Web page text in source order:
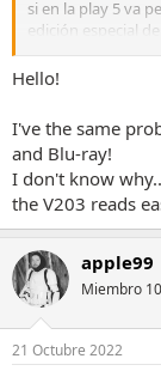
si en la play 5 va
edición especial
averiado el lector
Podrian ayudarme?
Hello!
I've the same
and Blu-ray!
I don't know
the V203 reads
apple99
Miembro
21 Octubre 2022